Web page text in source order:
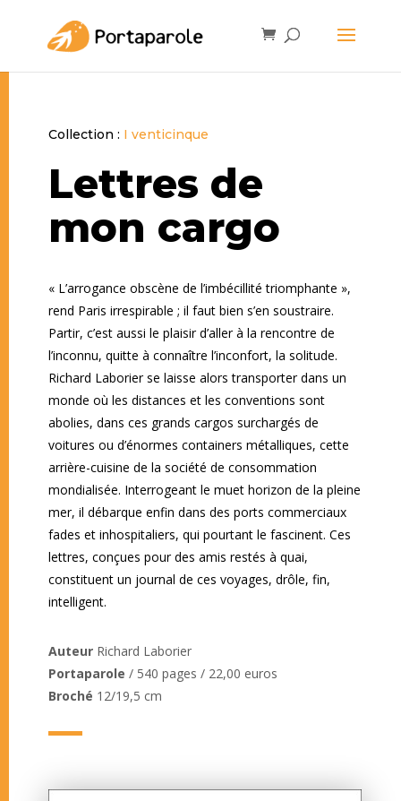
Collection : I venticinque
Lettres de
mon cargo
« L’arrogance obscène de l’imbécillité triomphante »,
rend Paris irrespirable ; il faut bien s’en soustraire.
Partir, c’est aussi le plaisir d’aller à la rencontre de
l’inconnu, quitte à connaître l’inconfort, la solitude.
Richard Laborier se laisse alors transporter dans un
monde où les distances et les conventions sont
abolies, dans ces grands cargos surchargés de
voitures ou d’énormes containers métalliques, cette
arrière-cuisine de la société de consommation
mondialisée. Interrogeant le muet horizon de la pleine
mer, il débarque enfin dans des ports commerciaux
fades et inhospitaliers, qui pourtant le fascinent. Ces
lettres, conçues pour des amis restés à quai,
constituent un journal de ces voyages, drôle, fin,
intelligent.
AuteurRichard Laborier
Portaparole / 540 pages / 22,00 euros
Broché 12/19,5 cm